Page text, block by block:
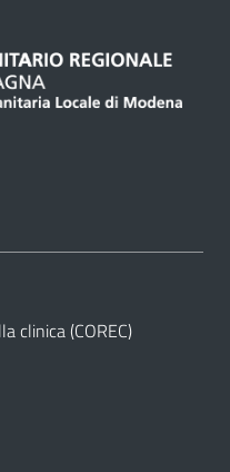
clinica (COREC)